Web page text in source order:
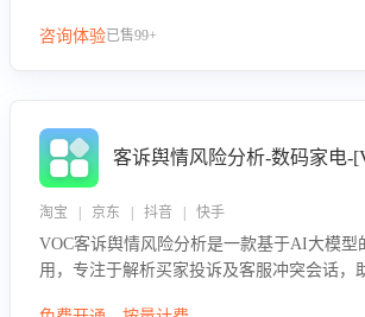
队和智能工具提升语音客服服务效率和质量
咨询体验已售99+
客诉舆情风险分析-数码家电-
淘宝 | 京东 | 抖音 | 快手
VOC客诉舆情风险分析是一款基于AI大模型
用，专注于解析买家投诉及客服冲突会话，